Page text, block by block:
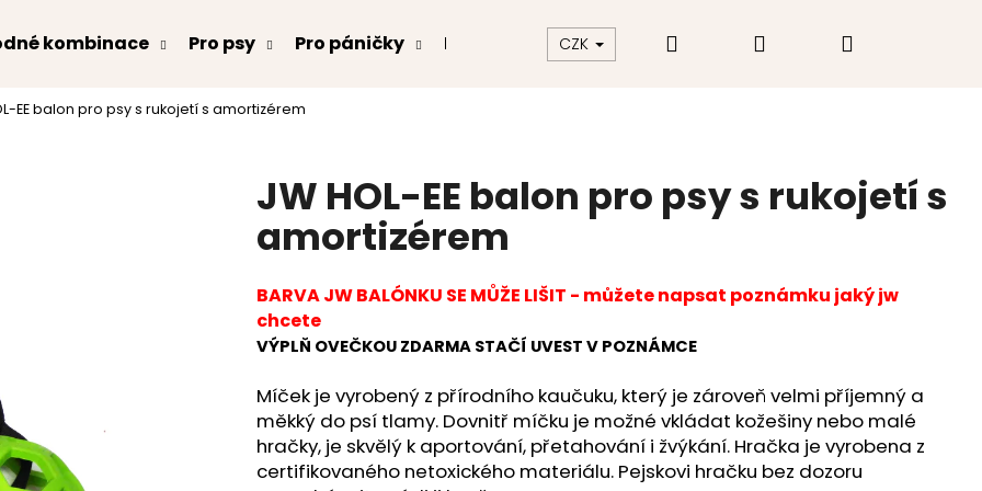
kombinace Pro psy Pro páničky Kontakt Hodnocení obchodu
CZK Hledat PřihlášeníNákupní
EE balon pro psy s rukojetí s amortizérem
JW HOL-EE balon pro psy s rukojetí s
amortizérem
BARVA JW BALÓNKU SE MŮŽE LIŠIT - můžete napsat poznámku jaký jw
chcete
VÝPLŇ OVEČKOU ZDARMA STAČÍ UVEST V POZNÁMCE
Míček je vyrobený z přírodního kaučuku, který je zároveň velmi příjemný a
měkký do psí tlamy. Dovnitř míčku je možné vkládat kožešiny nebo malé
hračky, je skvělý k aportování, přetahování i žvýkání. Hračka je vyrobena z
certifikovaného netoxického materiálu. Pejskovi hračku bez dozoru
Co potřebujete najít?
HLEDAT